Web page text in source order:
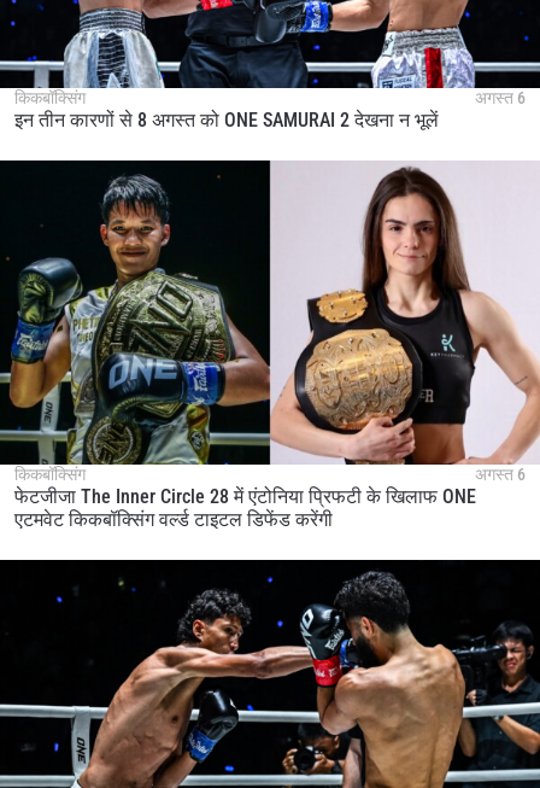
किकबॉक्सिंग अगस्त 6
इन तीन कारणों से 8 अगस्त को ONE SAMURAI 2 देखना न भूलें
किकबॉक्सिंग अगस्त 6
फेटजीजा The Inner Circle 28 में एंटोनिया प्रिफटी के खिलाफ ONE
एटमवेट किकबॉक्सिंग वर्ल्ड टाइटल डिफेंड करेंगी